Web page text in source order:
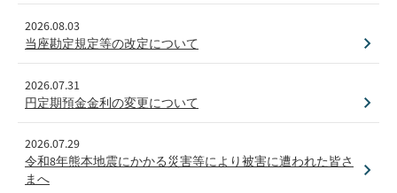
2026.08.03
当座勘定規定等の改定について
2026.07.31
円定期預金金利の変更について
2026.07.29
令和8年熊本地震にかかる災害等により被害に遭われた皆さ
まへ